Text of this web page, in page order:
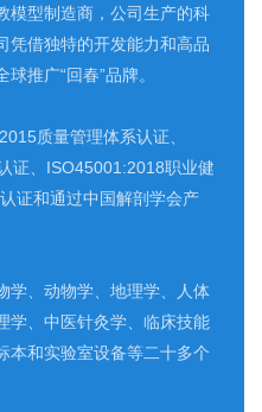
模型制造商，公司生产的科
凭借独特的开发能力和高品
推广“回春”品牌。
质量管理体系认证、
证、ISO45001:2018职业健
证和通过中国解剖学会产
学、动物学、地理学、人体
学、中医针灸学、临床技能
本和实验室设备等二十多个